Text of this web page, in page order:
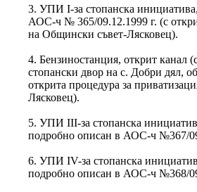
3. УПИ І-за стопанска
АОС-ч № 365/09.12.1999 г. (с
на Общински съвет-Лясковец).
4. Бензиностанция, открит канал
стопански двор на с. Добри дял,
открита процедура за
Лясковец).
5. УПИ ІІІ-за стопанска
подробно описан в АОС-ч №367/
6. УПИ ІV-за стопанска
подробно описан в АОС-ч №368/